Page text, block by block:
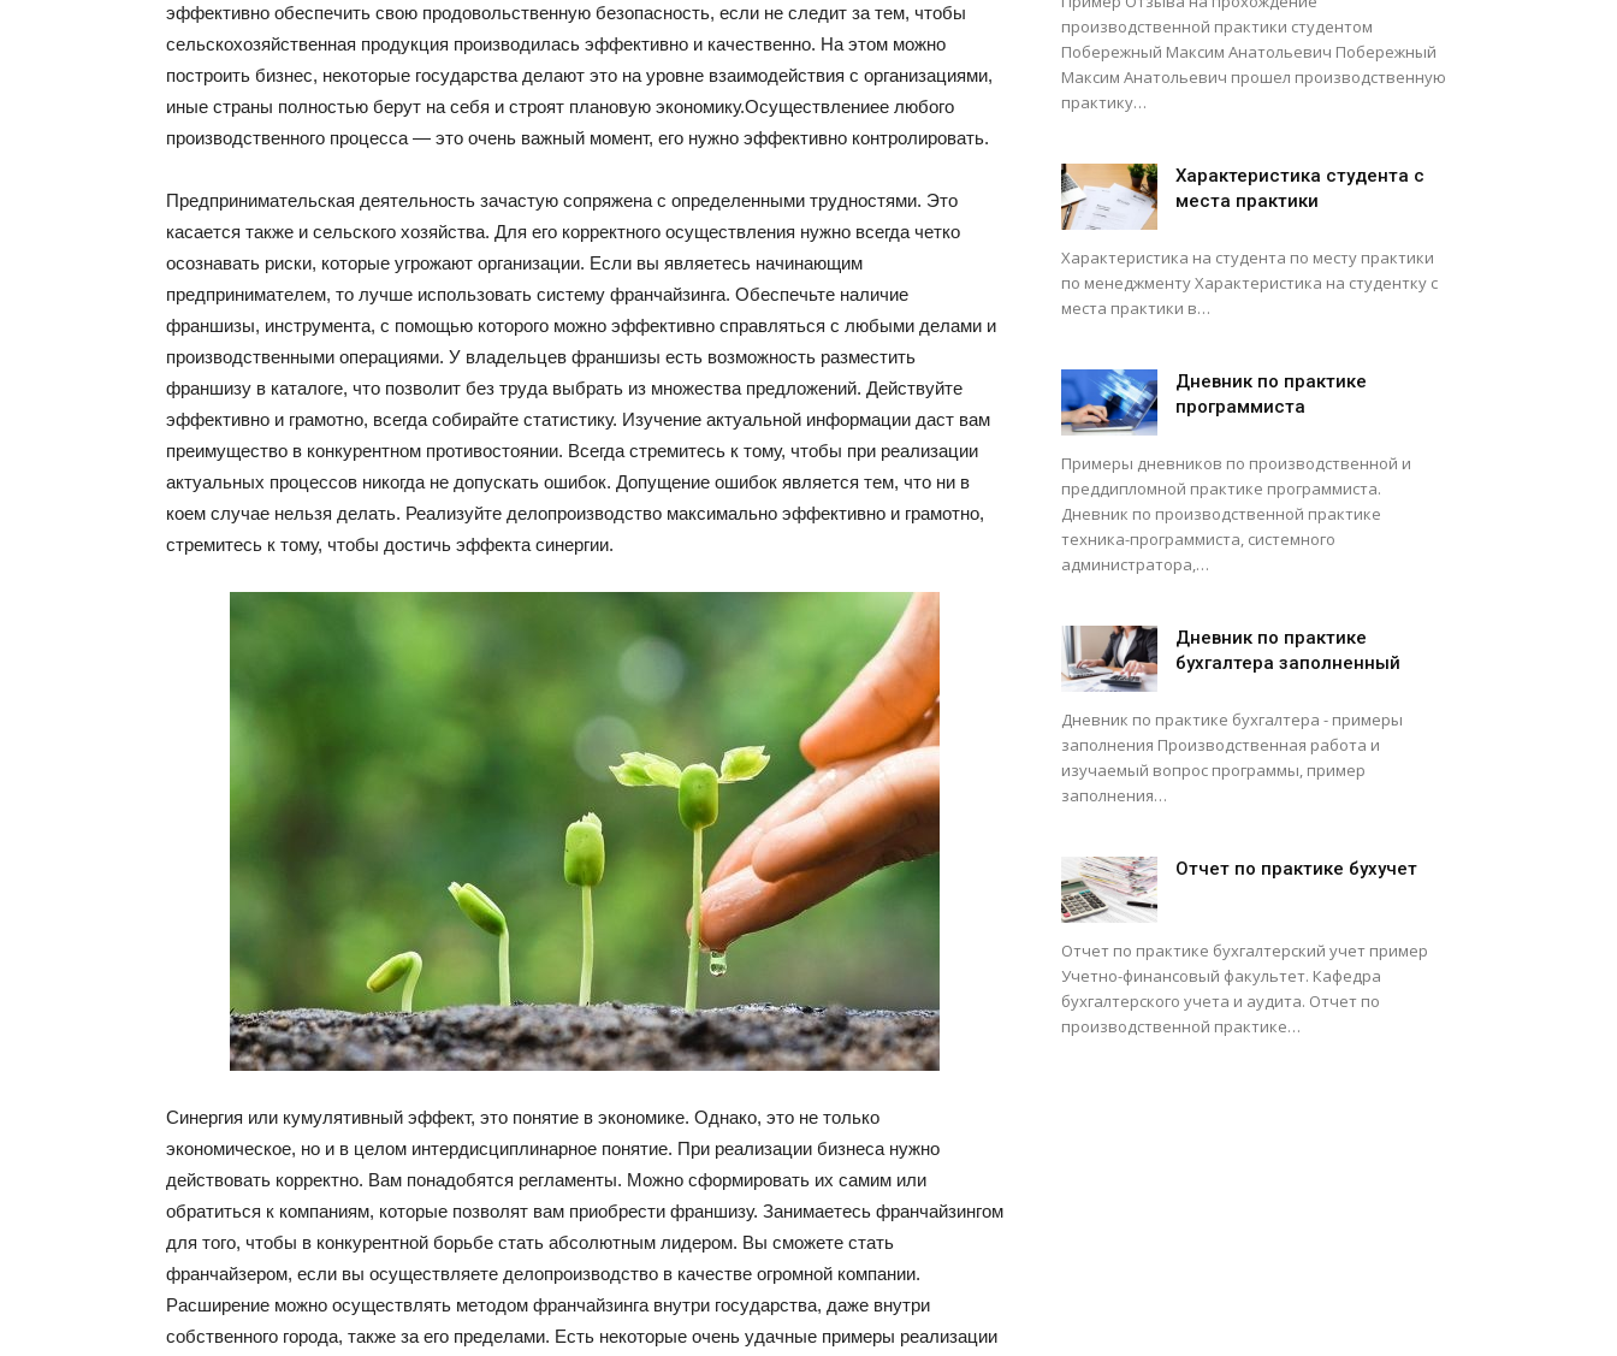
эффективно обеспечить свою продовольственную безопасность, если не следит за тем, чтобы
сельскохозяйственная продукция производилась эффективно и качественно. На этом можно
построить бизнес, некоторые государства делают это на уровне взаимодействия с организациями,
иные страны полностью берут на себя и строят плановую экономику.Осуществлениее любого
производственного процесса — это очень важный момент, его нужно эффективно контролировать.
Предпринимательская деятельность зачастую сопряжена с определенными трудностями. Это
касается также и сельского хозяйства. Для его корректного осуществления нужно всегда четко
осознавать риски, которые угрожают организации. Если вы являетесь начинающим
предпринимателем, то лучше использовать систему франчайзинга. Обеспечьте наличие
франшизы, инструмента, с помощью которого можно эффективно справляться с любыми делами и
производственными операциями. У владельцев франшизы есть возможность разместить
франшизу в каталоге, что позволит без труда выбрать из множества предложений. Действуйте
эффективно и грамотно, всегда собирайте статистику. Изучение актуальной информации даст вам
преимущество в конкурентном противостоянии. Всегда стремитесь к тому, чтобы при реализации
актуальных процессов никогда не допускать ошибок. Допущение ошибок является тем, что ни в
коем случае нельзя делать. Реализуйте делопроизводство максимально эффективно и грамотно,
стремитесь к тому, чтобы достичь эффекта синергии.
Синергия или кумулятивный эффект, это понятие в экономике. Однако, это не только
экономическое, но и в целом интердисциплинарное понятие. При реализации бизнеса нужно
действовать корректно. Вам понадобятся регламенты. Можно сформировать их самим или
обратиться к компаниям, которые позволят вам приобрести франшизу. Занимаетесь франчайзингом
для того, чтобы в конкурентной борьбе стать абсолютным лидером. Вы сможете стать
франчайзером, если вы осуществляете делопроизводство в качестве огромной компании.
Расширение можно осуществлять методом франчайзинга внутри государства, даже внутри
собственного города, также за его пределами. Есть некоторые очень удачные примеры реализации
производственной практики студентом
Побережный Максим Анатольевич Побережный
Максим Анатольевич прошел производственную
практику…
Характеристика студента с
места практики
Характеристика на студента по месту практики
по менеджменту Характеристика на студентку с
места практики в…
Дневник по практике
программиста
Примеры дневников по производственной и
преддипломной практике программиста.
Дневник по производственной практике
техника-программиста, системного
администратора,…
Дневник по практике
бухгалтера заполненный
Дневник по практике бухгалтера - примеры
заполнения Производственная работа и
изучаемый вопрос программы, пример
заполнения…
Отчет по практике бухучет
Отчет по практике бухгалтерский учет пример
Учетно-финансовый факультет. Кафедра
бухгалтерского учета и аудита. Отчет по
производственной практике…